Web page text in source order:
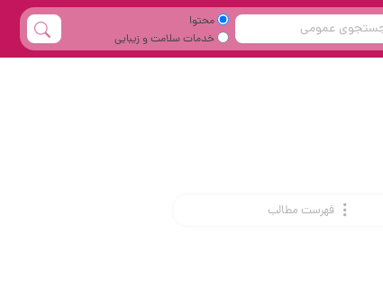
محتوا
خدمات سلامت و زیبایی
فهرست مطالب